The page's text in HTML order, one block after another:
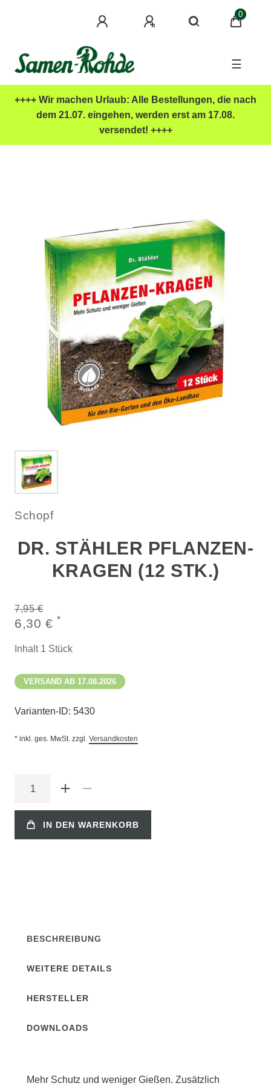
0
☰
++++ Wir machen Urlaub: Alle Bestellungen, die nach
dem 21.07. eingehen, werden erst am 17.08.
versendet! ++++
Schopf
DR. STÄHLER PFLANZEN-
KRAGEN (12 STK.)
7,95 €
6,30 € *
Inhalt 1 Stück
VERSAND AB 17.08.2026
Varianten-ID: 5430
* inkl. ges. MwSt. zzgl. Versandkosten
IN DEN WARENKORB
BESCHREIBUNG
WEITERE DETAILS
HERSTELLER
DOWNLOADS
Mehr Schutz und weniger Gießen. Zusätzlich